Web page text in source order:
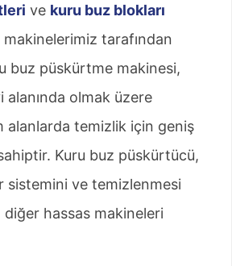
ve kuru buz blokları
tarafından
buz püskürtme makinesi,
alanında olmak üzere
alanlarda temizlik için geniş
Kuru buz püskürtücü,
sistemini ve temizlenmesi
hassas makineleri